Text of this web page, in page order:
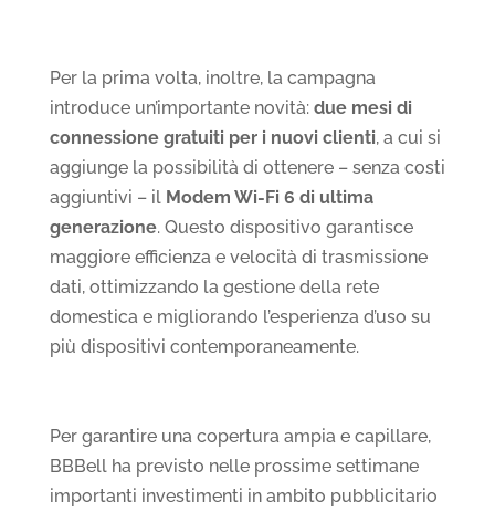
Per la prima volta, inoltre, la campagna
introduce un’importante novità: due mesi di
connessione gratuiti per i nuovi clienti, a cui si
aggiunge la possibilità di ottenere – senza costi
aggiuntivi – il Modem Wi-Fi 6 di ultima
generazione. Questo dispositivo garantisce
maggiore efficienza e velocità di trasmissione
dati, ottimizzando la gestione della rete
domestica e migliorando l’esperienza d’uso su
più dispositivi contemporaneamente.
Per garantire una copertura ampia e capillare,
BBBell ha previsto nelle prossime settimane
importanti investimenti in ambito pubblicitario